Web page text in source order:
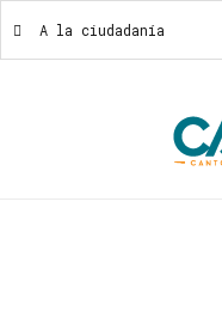
A la ciudadanía